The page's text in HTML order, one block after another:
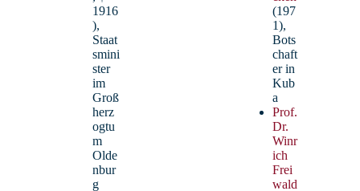
1916
),
Staat
smini
ster
im
Groß
herz
ogtu
m
Olde
nbur
g
(197
1),
Bots
chaft
er in
Kub
a
Prof.
Dr.
Winr
ich
Frei
wald